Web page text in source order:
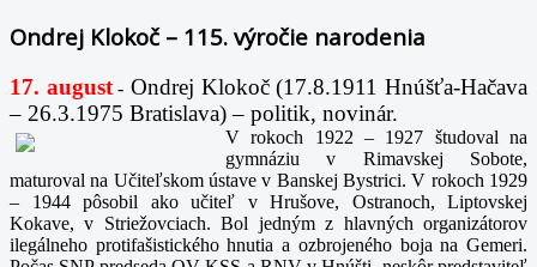
Ondrej Klokoč – 115. výročie narodenia
17. august- Ondrej Klokoč (17.8.1911 Hnúšťa-Hačava
– 26.3.1975 Bratislava) – politik, novinár.
V rokoch 1922 – 1927 študoval na
gymnáziu v Rimavskej Sobote,
maturoval na Učiteľskom ústave v Banskej Bystrici. V rokoch 1929
– 1944 pôsobil ako učiteľ v Hrušove, Ostranoch, Liptovskej
Kokave, v Striežovciach. Bol jedným z hlavných organizátorov
ilegálneho protifašistického hnutia a ozbrojeného boja na Gemeri.